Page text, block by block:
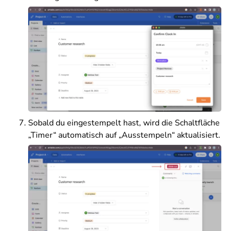
Sobald du eingestempelt hast, wird die Schaltfläche
„Timer“ automatisch auf „Ausstempeln“ aktualisiert.